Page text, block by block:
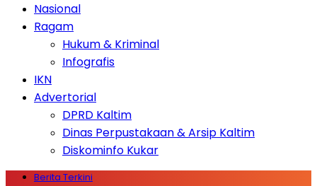
Nasional
Ragam
Hukum & Kriminal
Infografis
IKN
Advertorial
DPRD Kaltim
Dinas Perpustakaan & Arsip Kaltim
Diskominfo Kukar
Berita Terkini